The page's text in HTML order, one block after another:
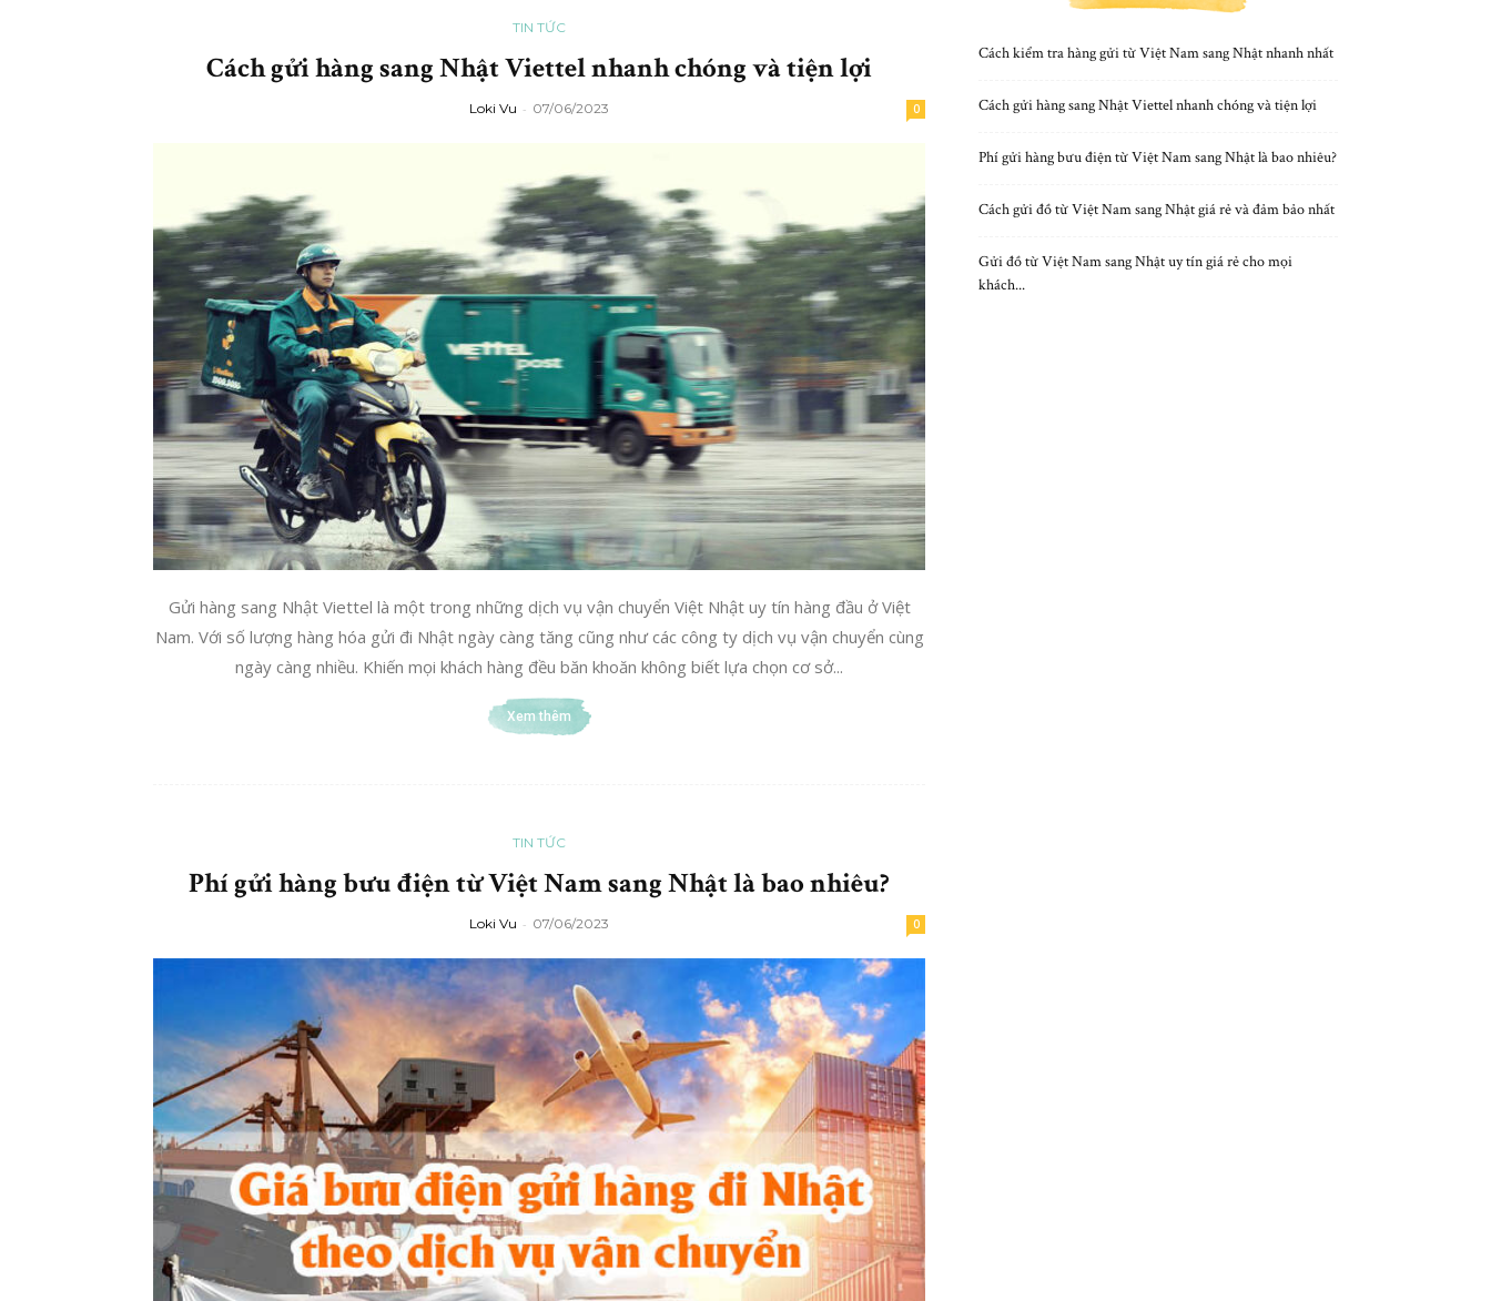
TIN TỨC
Cách gửi hàng sang Nhật Viettel nhanh chóng và tiện lợi
Loki Vu - 07/06/2023 0
Gửi hàng sang Nhật Viettel là một trong những dịch vụ vận chuyển Việt Nhật uy tín hàng đầu ở Việt
Nam. Với số lượng hàng hóa gửi đi Nhật ngày càng tăng cũng như các công ty dịch vụ vận chuyển cùng
ngày càng nhiều. Khiến mọi khách hàng đều băn khoăn không biết lựa chọn cơ sở...
Xem thêm
TIN TỨC
Phí gửi hàng bưu điện từ Việt Nam sang Nhật là bao nhiêu?
Loki Vu - 07/06/2023 0
Cách kiểm tra hàng gửi từ Việt Nam sang Nhật nhanh nhất
Cách gửi hàng sang Nhật Viettel nhanh chóng và tiện lợi
Phí gửi hàng bưu điện từ Việt Nam sang Nhật là bao nhiêu?
Cách gửi đồ từ Việt Nam sang Nhật giá rẻ và đảm bảo nhất
Gửi đồ từ Việt Nam sang Nhật uy tín giá rẻ cho mọi
khách...